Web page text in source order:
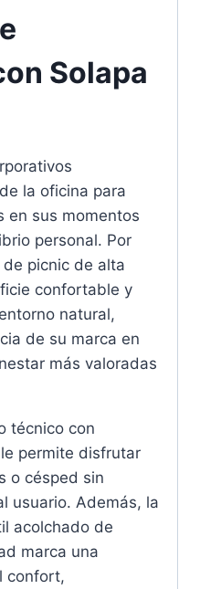
Solapa
la oficina para
en sus momentos
personal. Por
picnic de alta
confortable y
natural,
de su marca en
más valoradas
técnico con
permite disfrutar
o césped sin
usuario. Además, la
acolchado de
marca una
confort,